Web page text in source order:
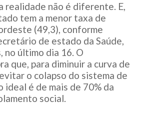
realidade não é diferente. E,
tem a menor taxa de
(49,3), conforme
de estado da Saúde,
no último dia 16. O
que, para diminuir a curva de
o colapso do sistema de
ideal é de mais de 70% da
social.